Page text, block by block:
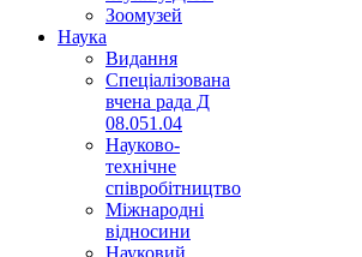
Зоомузей
Наука
Видання
Спеціалізована
вчена рада Д
08.051.04
Науково-
технічне
співробітництво
Міжнародні
відносини
Науковий